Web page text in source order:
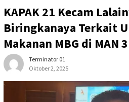
KAPAK 21 Kecam
Biringkanaya Terkait
Makanan MBG di MAN
Terminator 01
Oktober 2, 2025